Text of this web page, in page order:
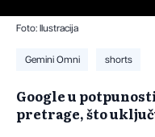
Foto: Ilustracija
Gemini Omni shorts
Google u
pretrage, što